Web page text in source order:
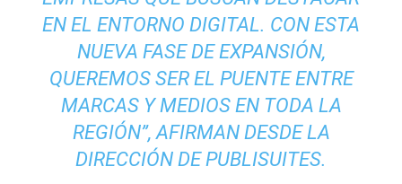
EN EL ENTORNO DIGITAL. CON ESTA
NUEVA FASE DE EXPANSIÓN,
QUEREMOS SER EL PUENTE ENTRE
MARCAS Y MEDIOS EN TODA LA
REGIÓN”, AFIRMAN DESDE LA
DIRECCIÓN DE PUBLISUITES.